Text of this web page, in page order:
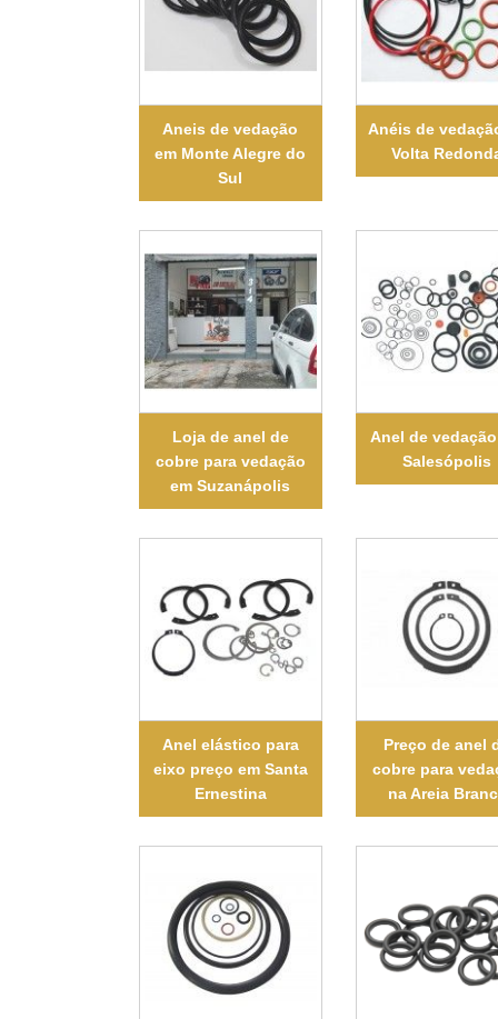
Aneis de vedação
em Monte Alegre do
Sul
Anéis de
Volta
Loja de anel de
cobre para vedação
em Suzanápolis
Anel de
Salesópolis
Anel elástico para
eixo preço em Santa
Ernestina
Preço de anel
cobre para
na Areia